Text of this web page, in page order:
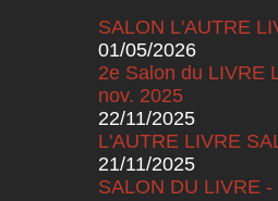
SALON L'AUTRE
01/05/2026
2e Salon du LIVRE
nov. 2025
22/11/2025
L'AUTRE LIVRE
21/11/2025
SALON DU LIVRE